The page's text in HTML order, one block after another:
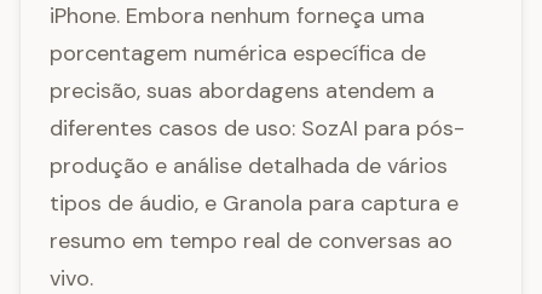
iPhone. Embora nenhum forneça uma
porcentagem numérica específica de
precisão, suas abordagens atendem a
diferentes casos de uso: SozAI para pós-
produção e análise detalhada de vários
tipos de áudio, e Granola para captura e
resumo em tempo real de conversas ao
vivo.